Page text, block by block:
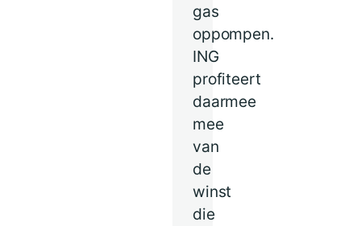
gas
oppompen.
ING
profiteert
daarmee
mee
van
de
winst
die